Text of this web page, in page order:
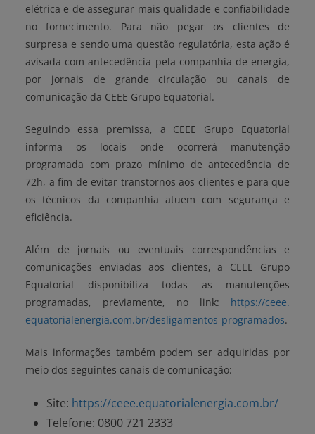
elétrica e de assegurar mais qualidade e confiabilidade
no fornecimento. Para não pegar os clientes de
surpresa e sendo uma questão regulatória, esta ação é
avisada com antecedência pela companhia de energia,
por jornais de grande circulação ou canais de
comunicação da CEEE Grupo Equatorial.
Seguindo essa premissa, a CEEE Grupo Equatorial
informa os locais onde ocorrerá manutenção
programada com prazo mínimo de antecedência de
72h, a fim de evitar transtornos aos clientes e para que
os técnicos da companhia atuem com segurança e
eficiência.
Além de jornais ou eventuais correspondências e
comunicações enviadas aos clientes, a CEEE Grupo
Equatorial disponibiliza todas as manutenções
programadas, previamente, no link: https://ceee.
equatorialenergia.com.br/desligamentos-programados.
Mais informações também podem ser adquiridas por
meio dos seguintes canais de comunicação:
Site: https://ceee.equatorialenergia.com.br/
Telefone: 0800 721 2333